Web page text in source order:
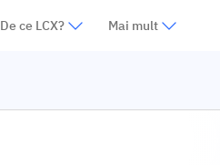
De ce LCX? Mai mult